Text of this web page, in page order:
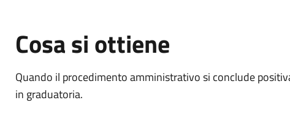
Cosa si ottiene
Quando il procedimento amministrativo si conclude
in graduatoria.